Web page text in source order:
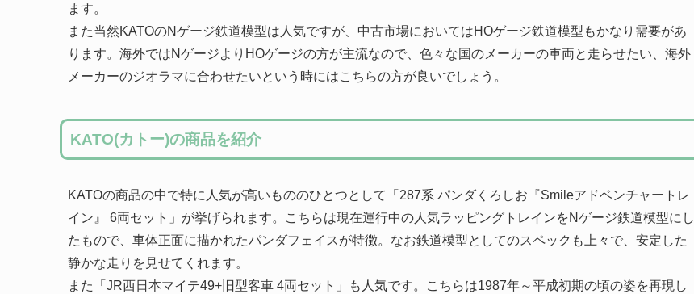
ます。
また当然KATOのNゲージ鉄道模型は人気ですが、中古市場においてはHOゲージ鉄道模型もかなり需要があ
ります。海外ではNゲージよりHOゲージの方が主流なので、色々な国のメーカーの車両と走らせたい、海外
メーカーのジオラマに合わせたいという時にはこちらの方が良いでしょう。
KATO(カトー)の商品を紹介
KATOの商品の中で特に人気が高いもののひとつとして「287系 パンダくろしお『Smileアドベンチャートレ
イン』 6両セット」が挙げられます。こちらは現在運行中の人気ラッピングトレインをNゲージ鉄道模型にし
たもので、車体正面に描かれたパンダフェイスが特徴。なお鉄道模型としてのスペックも上々で、安定した
静かな走りを見せてくれます。
また「JR西日本マイテ49+旧型客車 4両セット」も人気です。こちらは1987年～平成初期の頃の姿を再現し